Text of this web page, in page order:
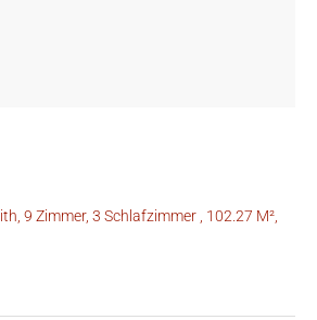
9 Zimmer, 3 Schlafzimmer , 102.27 M²,